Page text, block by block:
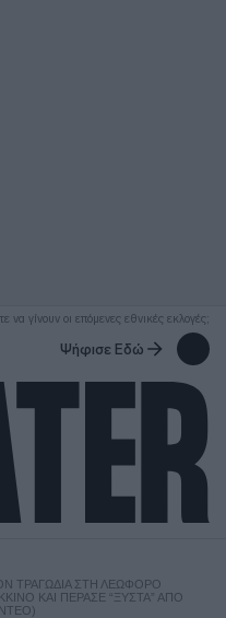
γίνουν οι επόμενες εθνικές εκλογές;
Ψήφισε Εδώ
ΤΡΑΓΩΔΊΑ ΣΤΗ ΛΕΩΦΌΡΟ
ΚΑΙ ΠΈΡΑΣΕ “ΞΥΣΤΆ” ΑΠΌ